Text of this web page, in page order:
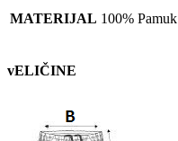
MATERIJAL 100% Pamuk
vELIČINE